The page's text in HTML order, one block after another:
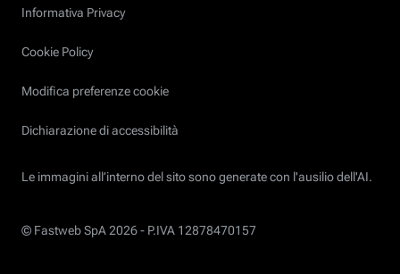
Informativa Privacy
Cookie Policy
Modifica preferenze cookie
Dichiarazione di accessibilità
Le immagini all’interno del sito sono generate con l'ausilio dell'AI.
© Fastweb SpA 2026 - P.IVA 12878470157